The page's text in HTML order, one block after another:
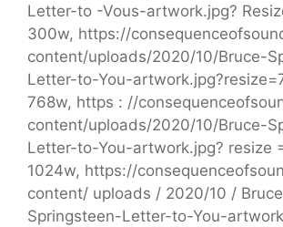
Letter-to -Vous-artwork.jpg?
300w, https://
content/uploads/2020/10/Bruce-
Letter-to-You-
768w, https : //
content/uploads/2020/10/Bruce-
Letter-to-You-artwork.jpg? resize
1024w, https://
content/ uploads / 2020/10 /
Springsteen-Letter-to-You-